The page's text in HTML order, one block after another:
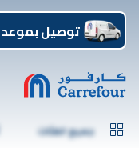
توصيل بموعد
جميع الفئات